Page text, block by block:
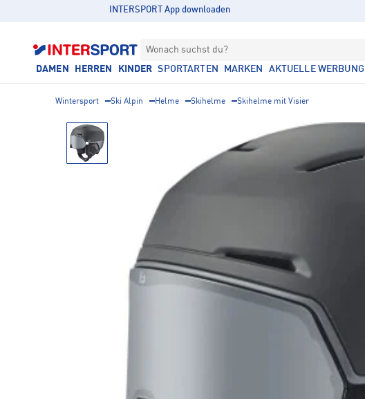
INTERSPORT App downloaden
Wonach suchst du?
DAMEN HERREN KINDER SPORTARTEN MARKEN AKTUELLE WERBUNG
Wintersport Ski Alpin Helme Skihelme Skihelme mit Visier